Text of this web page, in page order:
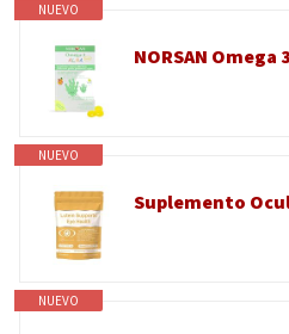
NUEVO
NUEVO
NUEVO